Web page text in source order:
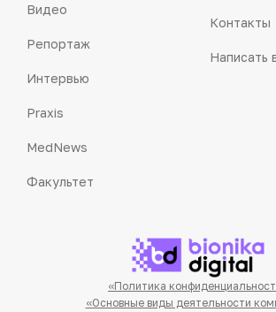
«Политика
«Основные виды деятельности
Видео
Репортаж
Интервью
Praxis
MedNews
Факультет
Контакты
Написать